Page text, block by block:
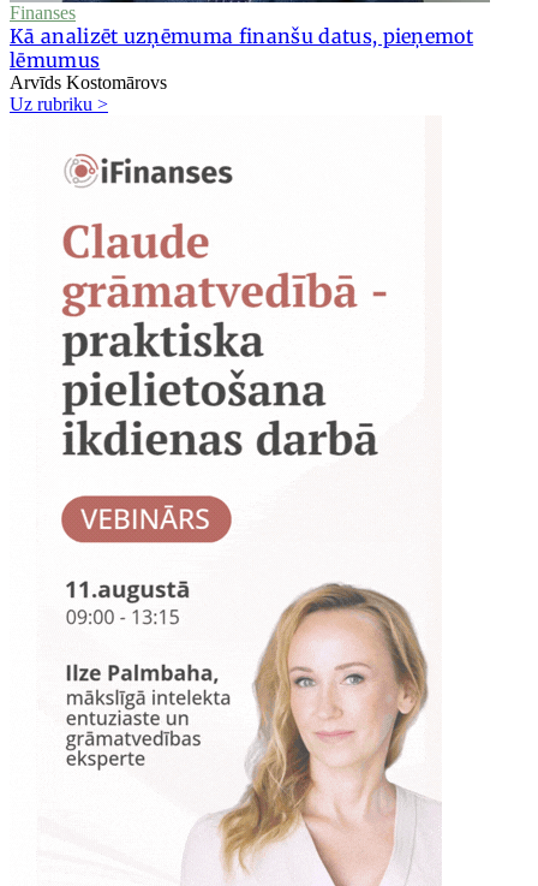
Finanses
Kā analizēt uzņēmuma finanšu datus, pieņemot
lēmumus
Arvīds Kostomārovs
Uz rubriku >